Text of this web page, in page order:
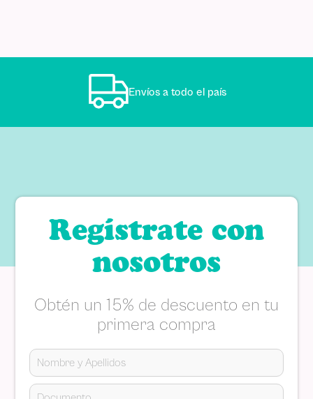
Envíos a todo el país
Regístrate con
nosotros
Obtén un 15% de descuento en tu
primera compra